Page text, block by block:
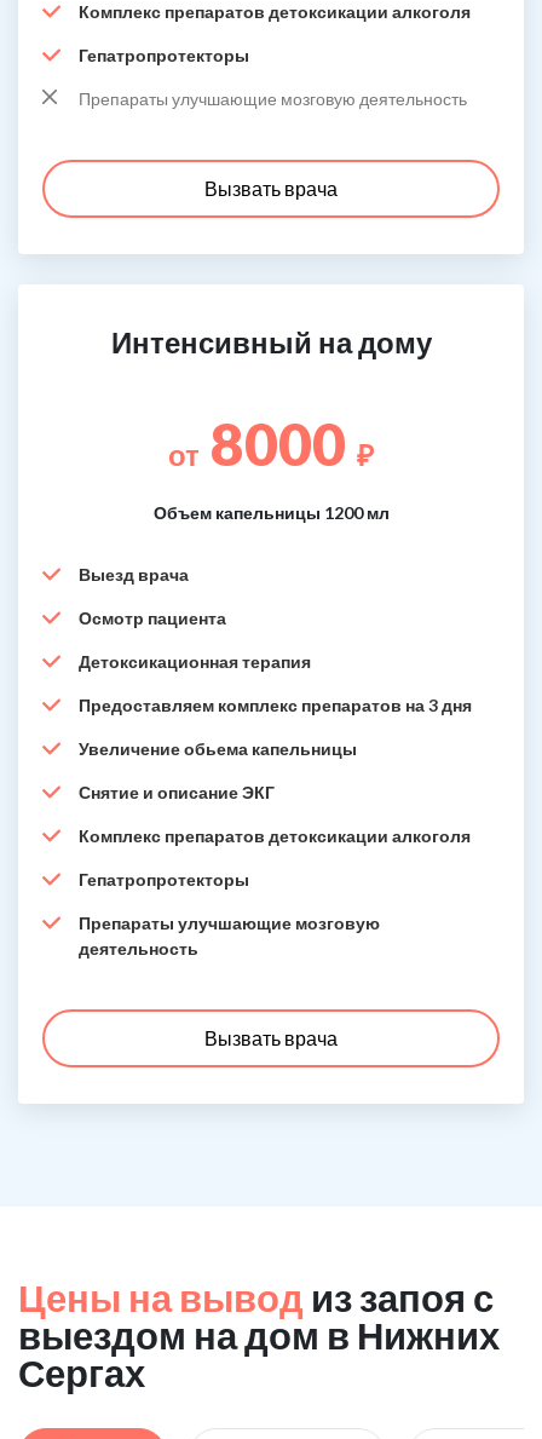
Комплекс препаратов детоксикации алкоголя
Гепатропротекторы
Препараты улучшающие мозговую деятельность
Вызвать врача
Интенсивный на дому
от 8000 ₽
Объем капельницы 1200 мл
Выезд врача
Осмотр пациента
Детоксикационная терапия
Предоставляем комплекс препаратов на 3 дня
Увеличение обьема капельницы
Снятие и описание ЭКГ
Комплекс препаратов детоксикации алкоголя
Гепатропротекторы
Препараты улучшающие мозговую
деятельность
Вызвать врача
Цены на вывод из запоя с
выездом на дом в Нижних
Сергах